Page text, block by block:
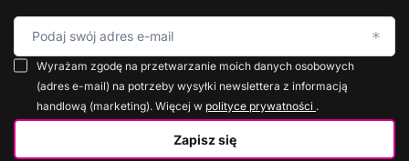
Podaj swój adres e-mail
Zapisz się
Wyrażam zgodę na przetwarzanie moich danych osobowych
(adres e-mail) na potrzeby wysyłki newslettera z informacją
handlową (marketing). Więcej w polityce prywatności .